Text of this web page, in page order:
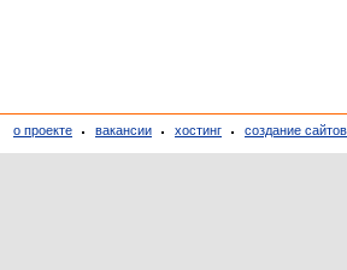
о проекте вакансии хостинг создание сайтов